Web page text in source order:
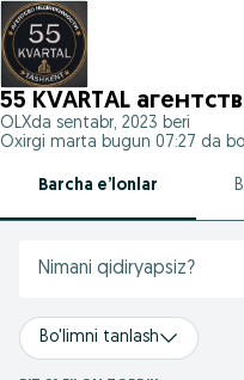
55 KVARTAL
OLXda sentabr, 2023 beri
Oxirgi marta bugun 07:27 da
Barcha e’lonlar
Bo'limni tanlash